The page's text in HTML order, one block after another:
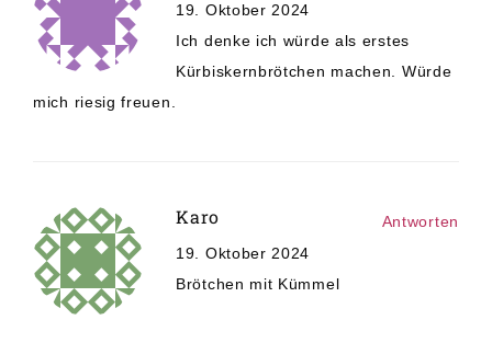
19. Oktober 2024
Ich denke ich würde als erstes
Kürbiskernbrötchen machen. Würde
mich riesig freuen.
Karo
19. Oktober 2024
Brötchen mit Kümmel
Antworten